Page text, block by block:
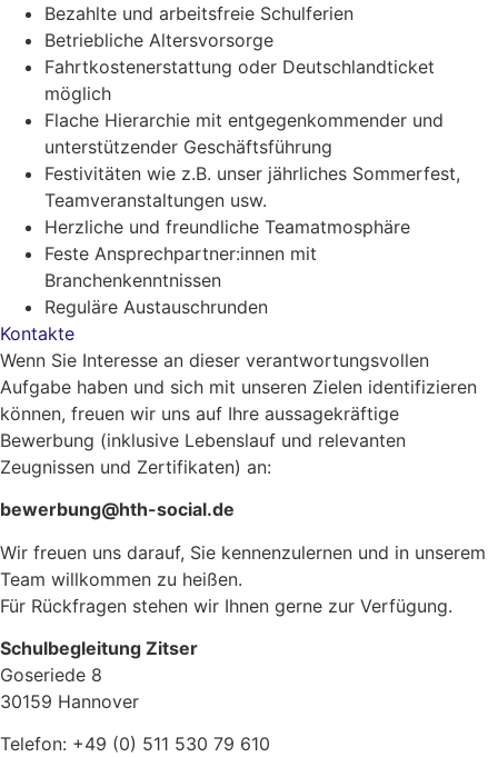
Bezahlte und arbeitsfreie Schulferien
Betriebliche Altersvorsorge
Fahrtkostenerstattung oder Deutschlandticket
möglich
Flache Hierarchie mit entgegenkommender und
unterstützender Geschäftsführung
Festivitäten wie z.B. unser jährliches Sommerfest,
Teamveranstaltungen usw.
Herzliche und freundliche Teamatmosphäre
Feste Ansprechpartner:innen mit
Branchenkenntnissen
Reguläre Austauschrunden
Kontakte
Wenn Sie Interesse an dieser verantwortungsvollen
Aufgabe haben und sich mit unseren Zielen identifizieren
können, freuen wir uns auf Ihre aussagekräftige
Bewerbung (inklusive Lebenslauf und relevanten
Zeugnissen und Zertifikaten) an:
bewerbung@hth-social.de
Wir freuen uns darauf, Sie kennenzulernen und in unserem
Team willkommen zu heißen.
Für Rückfragen stehen wir Ihnen gerne zur Verfügung.
Schulbegleitung Zitser
Goseriede 8
30159 Hannover
Telefon: +49 (0) 511 530 79 610